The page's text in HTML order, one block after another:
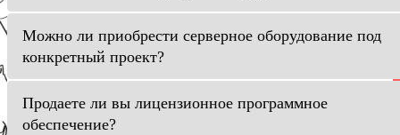
Можно ли приобрести серверное оборудование под
конкретный проект?
Продаете ли вы лицензионное программное
обеспечение?